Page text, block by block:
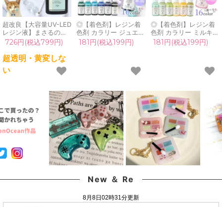
超改良【大容量UV-LED
レジン液】まさるの涙
ver.03 超透明 70g 初心
者 作家 コーティング
ハード 黄変しない 高品
質 クリア 猫 UVレジン
液 安い おすすめ
726円(税込799円)
超透明・黄変しな
い
◎【着色剤】レジン着
色剤 カラリー ジュエリ
ーウォーターカラー 単
品 レジン着色料 定番
GreenOceanオリジナ
181円(税込199円)
◎【着色剤】レジン着
色剤 カラリー ミルキー
カラー2 単品 レジン着
色料 定番 基本色 不透
GreenOceanオリジナ
181円(税込199円)
New ＆ Re